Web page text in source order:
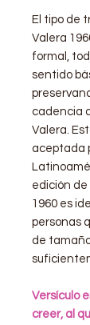
El tipo de
Valera
formal,
sentido
cadencia
Valera.​
aceptada
edición de
1960 es
personas
de
Versículo
creer, al